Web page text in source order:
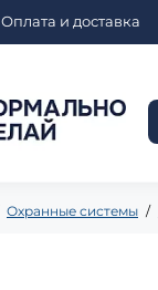
Оплата и доставка
Охранные системы